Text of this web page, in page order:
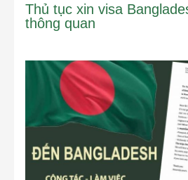
Thủ tục xin visa
thông quan